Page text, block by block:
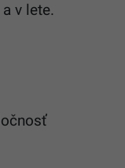
v lete.